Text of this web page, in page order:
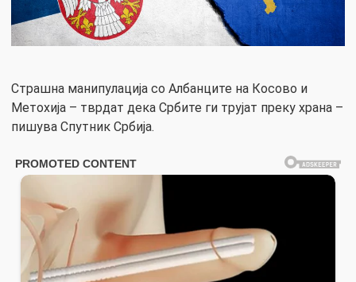
Страшна манипулација со Албанците на Косово и
Метохија – тврдат дека Србите ги трујат преку храна –
пишува Спутник Србија.